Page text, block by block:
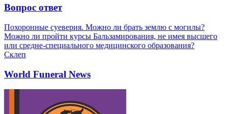
Вопрос ответ
Похоронные суеверия. Можно ли брать землю с могилы?
Можно ли пройти курсы Бальзамирования, не имея высшего
или средне-специального медицинского образования?
Склеп
World Funeral News